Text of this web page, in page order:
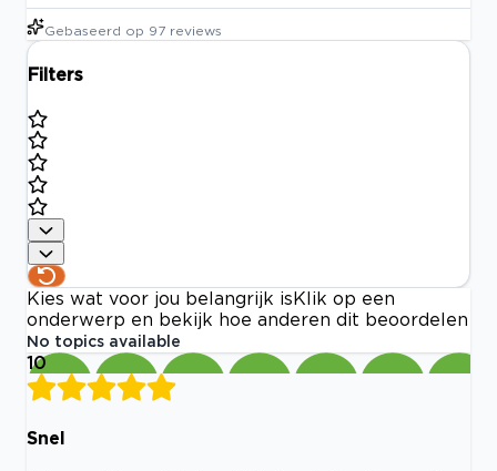
Gebaseerd op 97 reviews
Filters
Kies wat voor jou belangrijk is Klik op een
onderwerp en bekijk hoe anderen dit beoordelen
No topics available
10
Snel